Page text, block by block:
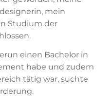
mein
Studium der
einen Bachelor in
habe und zudem
tätig war, suchte